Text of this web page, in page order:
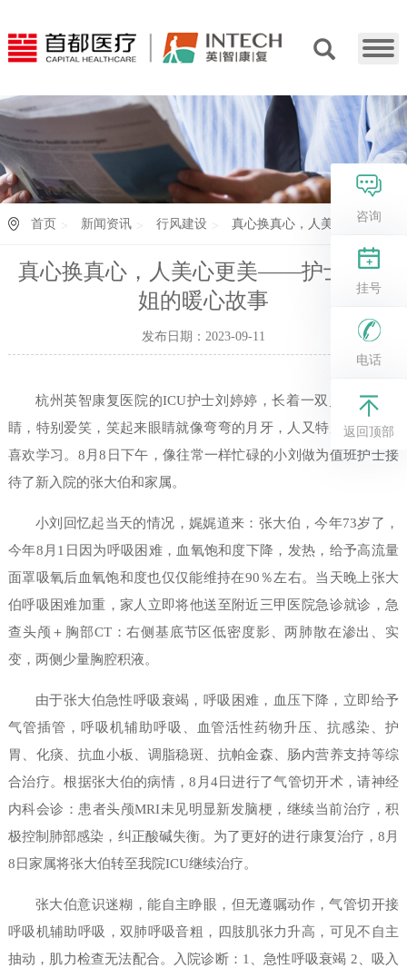
首页 新闻资讯 行风建设 真心换真心，人美...
真心换真心，人美心更美——护士小姐
姐的暖心故事
发布日期：2023-09-11
杭州英智康复医院的ICU护士刘婷婷，长着一双灵动的大眼
睛，特别爱笑，笑起来眼睛就像弯弯的月牙，人又特别喜欢谦虚
喜欢学习。8月8日下午，像往常一样忙碌的小刘做为值班护士接
待了新入院的张大伯和家属。
小刘回忆起当天的情况，娓娓道来：张大伯，今年73岁了，
今年8月1日因为呼吸困难，血氧饱和度下降，发热，给予高流量
面罩吸氧后血氧饱和度也仅仅能维持在90％左右。当天晚上张大
伯呼吸困难加重，家人立即将他送至附近三甲医院急诊就诊，急
查头颅＋胸部CT：右侧基底节区低密度影、两肺散在渗出、实
变，两侧少量胸腔积液。
由于张大伯急性呼吸衰竭，呼吸困难，血压下降，立即给予
气管插管，呼吸机辅助呼吸、血管活性药物升压、抗感染、护
胃、化痰、抗血小板、调脂稳斑、抗帕金森、肠内营养支持等综
合治疗。根据张大伯的病情，8月4日进行了气管切开术，请神经
内科会诊：患者头颅MRI未见明显新发脑梗，继续当前治疗，积
极控制肺部感染，纠正酸碱失衡。为了更好的进行康复治疗，8月
8日家属将张大伯转至我院ICU继续治疗。
张大伯意识迷糊，能自主睁眼，但无遵嘱动作，气管切开接
呼吸机辅助呼吸，双肺呼吸音粗，四肢肌张力升高，可见不自主
抽动，肌力检查无法配合。入院诊断：1、急性呼吸衰竭 2、吸入
咨询
挂号
电话
返回顶部